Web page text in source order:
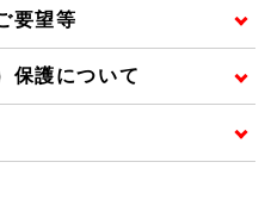
要望等
保護について